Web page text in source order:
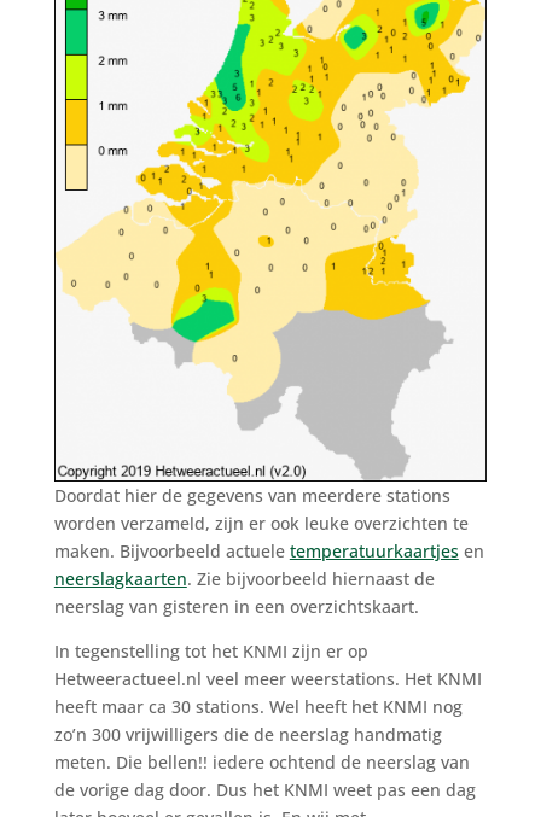
Doordat hier de gegevens van meerdere stations
worden verzameld, zijn er ook leuke overzichten te
maken. Bijvoorbeeld actuele temperatuurkaartjesen
neerslagkaarten. Zie bijvoorbeeld hiernaast de
neerslag van gisteren in een overzichtskaart.
In tegenstelling tot het KNMI zijn er op
Hetweeractueel.nl veel meer weerstations. Het KNMI
heeft maar ca 30 stations. Wel heeft het KNMI nog
zo’n 300 vrijwilligers die de neerslag handmatig
meten. Die bellen!! iedere ochtend de neerslag van
de vorige dag door. Dus het KNMI weet pas een dag